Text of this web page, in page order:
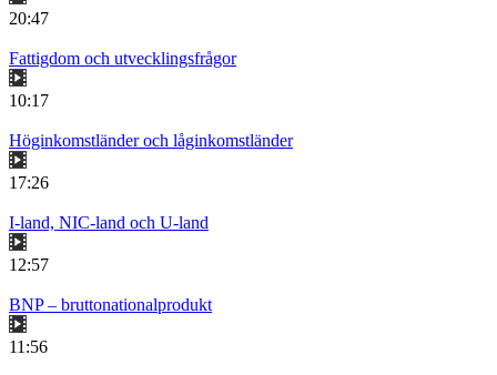
20:47
Fattigdom och utvecklingsfrågor
10:17
Höginkomstländer och låginkomstländer
17:26
I-land, NIC-land och U-land
12:57
BNP – bruttonationalprodukt
11:56